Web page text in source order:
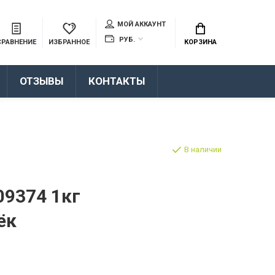
ИЗБРАННОЕ
МОЙ АККАУНТ
РУБ.
КОРЗИНА
ОТЗЫВЫ КОНТАКТЫ
1кг
В наличии